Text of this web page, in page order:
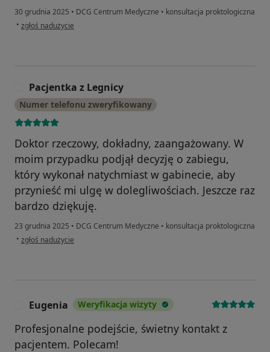
30 grudnia 2025 • DCG Centrum Medyczne • konsultacja proktologiczna
• w opinii użytkownika Justyna
zgłoś nadużycie
Pacjentka z Legnicy
Numer telefonu zweryfikowany
Doktor rzeczowy, dokładny, zaangażowany. W
moim przypadku podjął decyzję o zabiegu,
który wykonał natychmiast w gabinecie, aby
przynieść mi ulgę w dolegliwościach. Jeszcze raz
bardzo dziękuję.
23 grudnia 2025 • DCG Centrum Medyczne • konsultacja proktologiczna
• w opinii użytkownika Pacjentka z Legnicy
zgłoś nadużycie
Eugenia Weryfikacja wizyty
Profesjonalne podejście, świetny kontakt z
pacjentem. Polecam!